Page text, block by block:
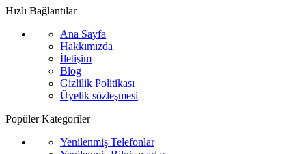
Hızlı Bağlantılar
Ana Sayfa
Hakkımızda
İletişim
Blog
Gizlilik Politikası
Üyelik sözleşmesi
Popüler Kategoriler
Yenilenmiş Telefonlar